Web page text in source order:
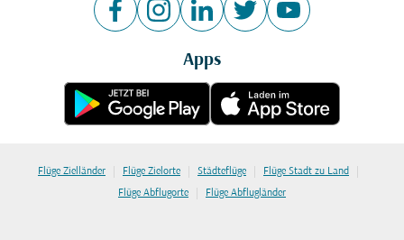
Apps
Flüge Zielländer | Flüge Zielorte | Städteflüge | Flüge Stadt zu Land |
Flüge Abflugorte | Flüge Abflugländer